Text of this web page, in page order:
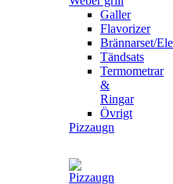
Galler
Flavorizer
Brännarset/
Tändsats
Termometrar
&
Ringar
Övrigt
Pizzaugn